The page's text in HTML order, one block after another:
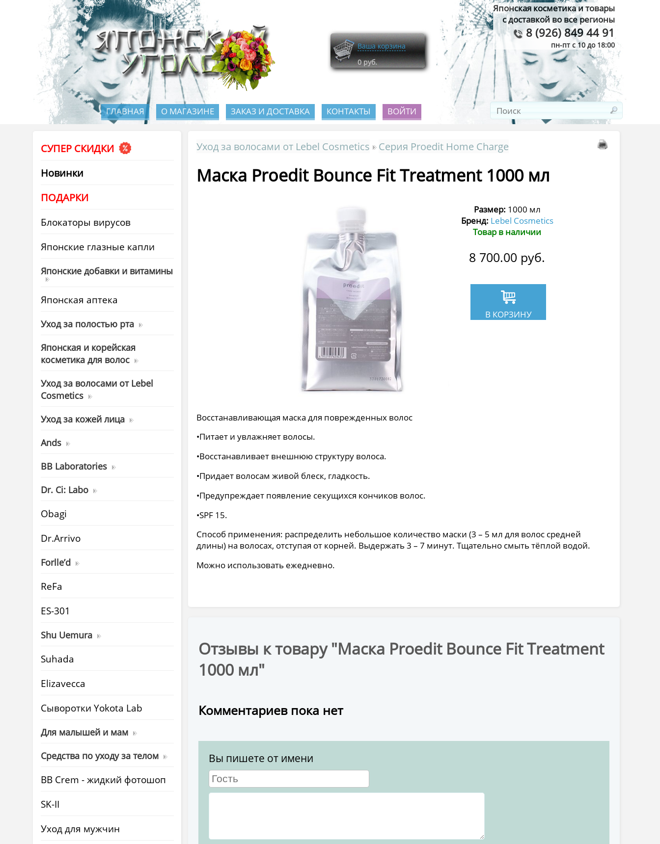
Японская косметика и товары
с доставкой во все регионы
8 (926) 849 44 91
пн-пт с 10 до 18:00
Ваша корзина
0 руб.
ГЛАВНАЯ О МАГАЗИНЕ ЗАКАЗ И ДОСТАВКА КОНТАКТЫ ВОЙТИ
СУПЕР СКИДКИ
Новинки
ПОДАРКИ
Блокаторы вирусов
Японские глазные капли
Японские добавки и витамины
Японская аптека
Уход за полостью рта
Японская и корейская
косметика для волос
Уход за волосами от Lebel
Cosmetics
Уход за кожей лица
Ands
BB Laboratories
Dr. Ci: Labo
Obagi
Dr.Arrivo
Forlle’d
ReFa
ES-301
Shu Uemura
Suhada
Elizavecca
Cыворотки Yokota Lab
Для малышей и мам
Средства по уходу за телом
BB Crem - жидкий фотошоп
SK-II
Уход для мужчин
Уход за волосами от Lebel Cosmetics Серия Proedit Home Charge
Маска Proedit Bounce Fit Treatment 1000 мл
Размер: 1000 мл
Бренд: Lebel Cosmetics
Товар в наличии
8 700.00 руб.
В КОРЗИНУ
Восстанавливающая маска для поврежденных волос
•Питает и увлажняет волосы.
•Восстанавливает внешнюю структуру волоса.
•Придает волосам живой блеск, гладкость.
•Предупреждает появление секущихся кончиков волос.
•SPF 15.
Способ применения: распределить небольшое количество маски (3 – 5 мл для волос средней
длины) на волосах, отступая от корней. Выдержать 3 – 7 минут. Тщательно смыть тёплой водой.
Можно использовать ежедневно.
Отзывы к товару "Маска Proedit Bounce Fit Treatment
1000 мл"
Комментариев пока нет
Вы пишете от имени